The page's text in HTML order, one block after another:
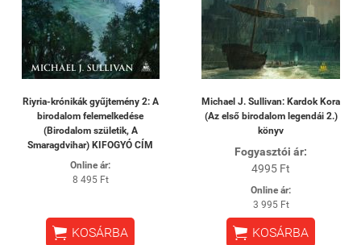
Riyria-krónikák gyűjtemény 2: A
birodalom felemelkedése
(Birodalom születik, A
Smaragdvihar) KIFOGYÓ CÍM
Online ár:
8 495 Ft
 KOSÁRBA
Michael J. Sullivan: Kardok Kora
(Az első birodalom legendái 2.)
könyv
Fogyasztói ár:
4995 Ft
Online ár:
3 995 Ft
 KOSÁRBA